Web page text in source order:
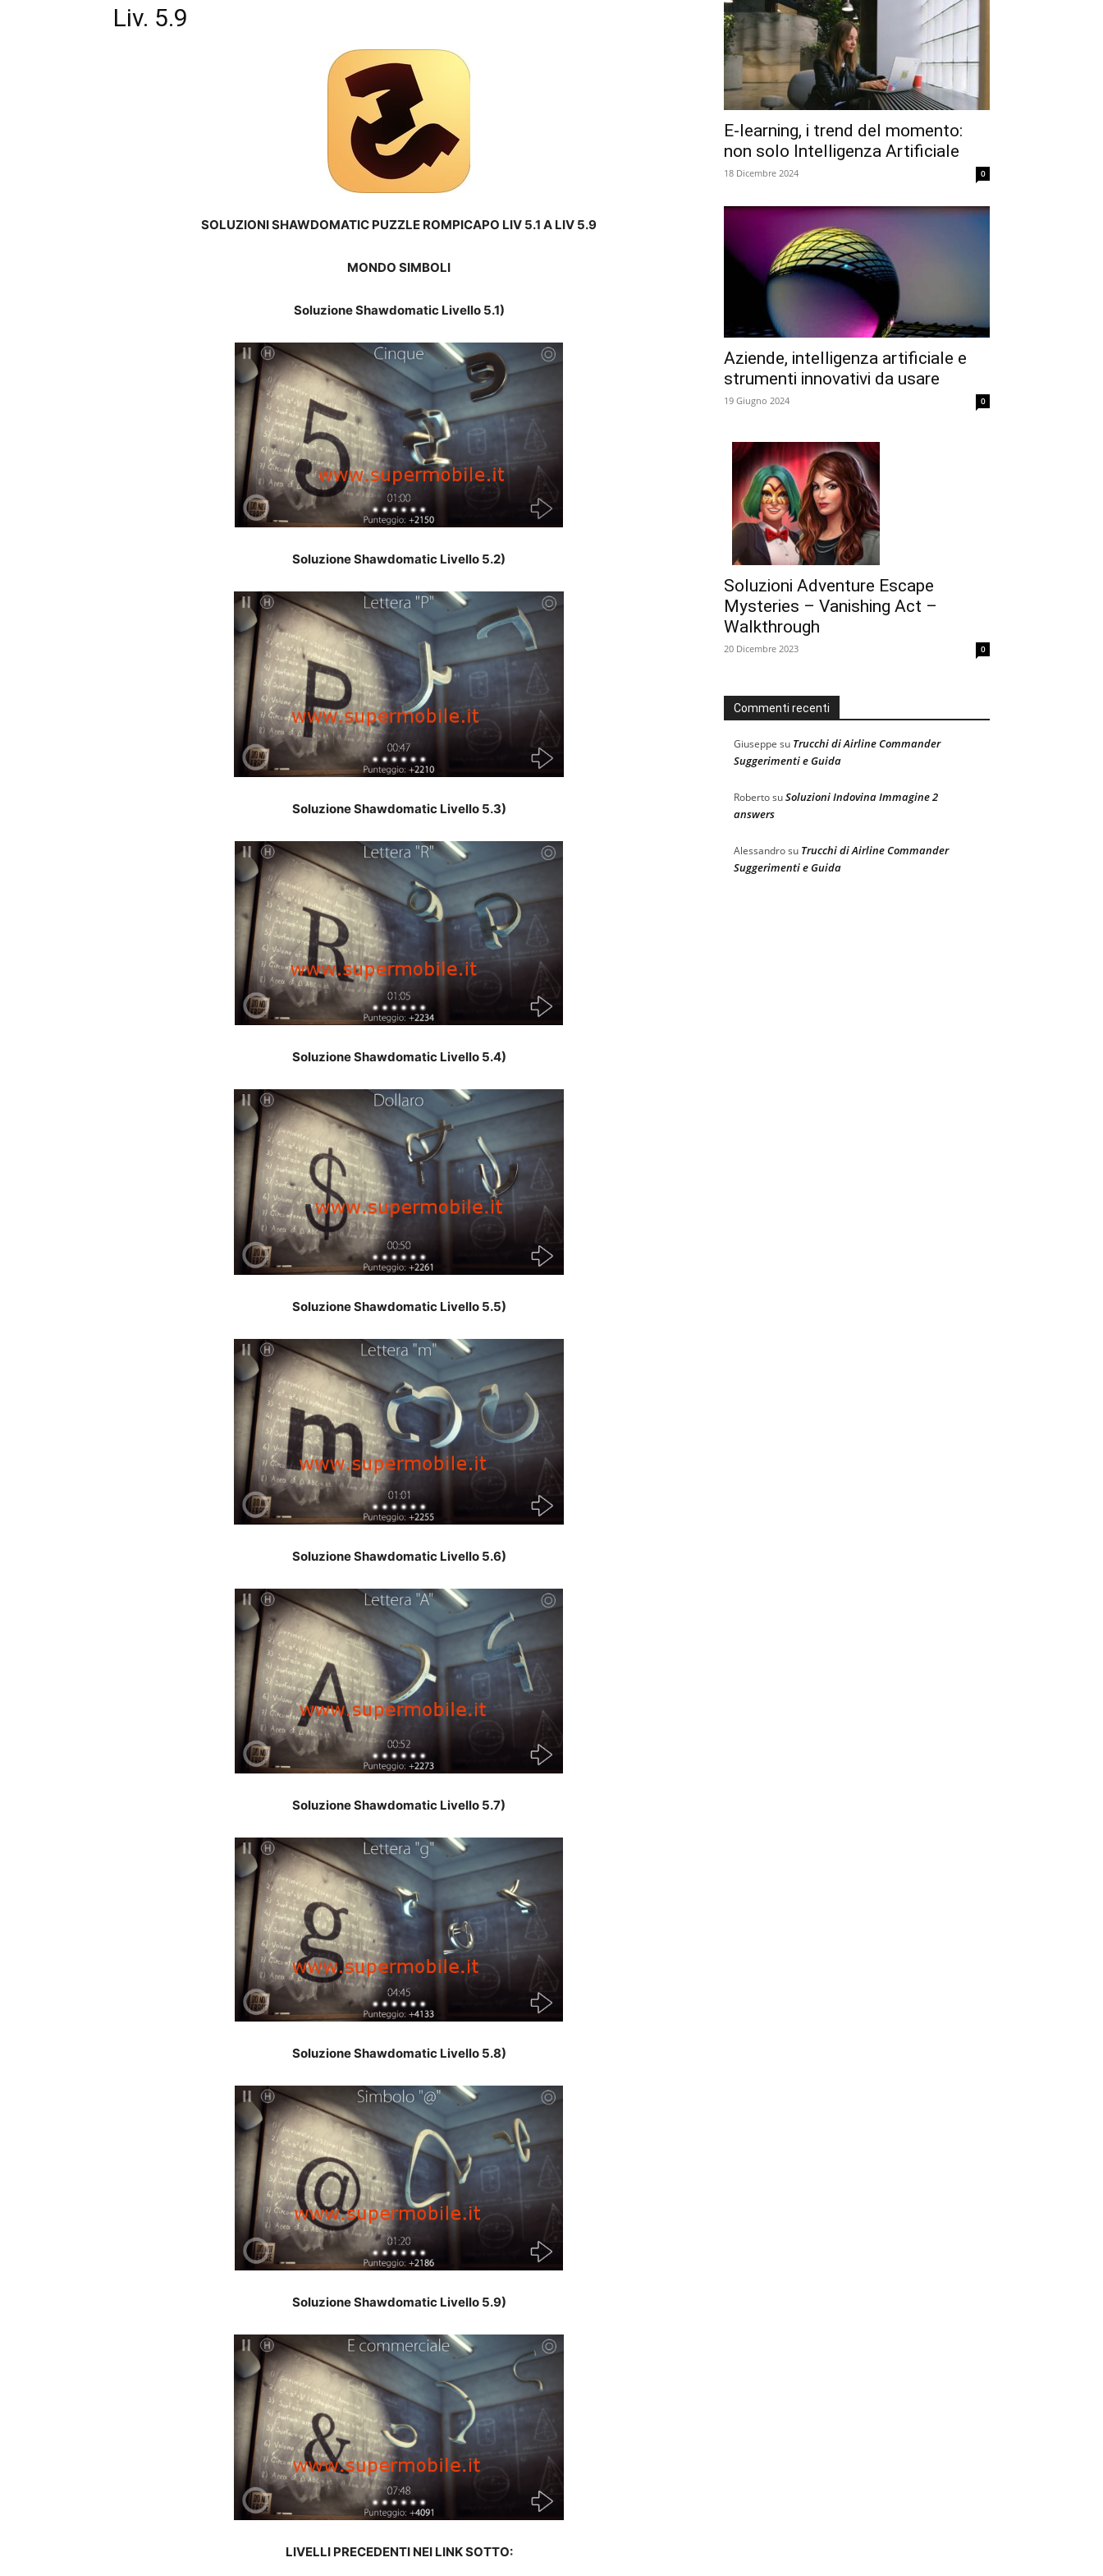
Liv. 5.9
SOLUZIONI SHAWDOMATIC PUZZLE ROMPICAPO LIV 5.1 A LIV 5.9
MONDO SIMBOLI
Soluzione Shawdomatic Livello 5.1)
Soluzione Shawdomatic Livello 5.2)
Soluzione Shawdomatic Livello 5.3)
Soluzione Shawdomatic Livello 5.4)
Soluzione Shawdomatic Livello 5.5)
Soluzione Shawdomatic Livello 5.6)
Soluzione Shawdomatic Livello 5.7)
Soluzione Shawdomatic Livello 5.8)
Soluzione Shawdomatic Livello 5.9)
LIVELLI PRECEDENTI NEI LINK SOTTO:
E-learning, i trend del momento:
non solo Intelligenza Artificiale
18 Dicembre 2024 0
Aziende, intelligenza artificiale e
strumenti innovativi da usare
19 Giugno 2024 0
Soluzioni Adventure Escape
Mysteries – Vanishing Act –
Walkthrough
20 Dicembre 2023 0
Commenti recenti
Giuseppe su Trucchi di Airline Commander
Suggerimenti e Guida
RobertosuSoluzioni Indovina Immagine 2
answers
Alessandrosu Trucchi di Airline Commander
Suggerimenti e Guida